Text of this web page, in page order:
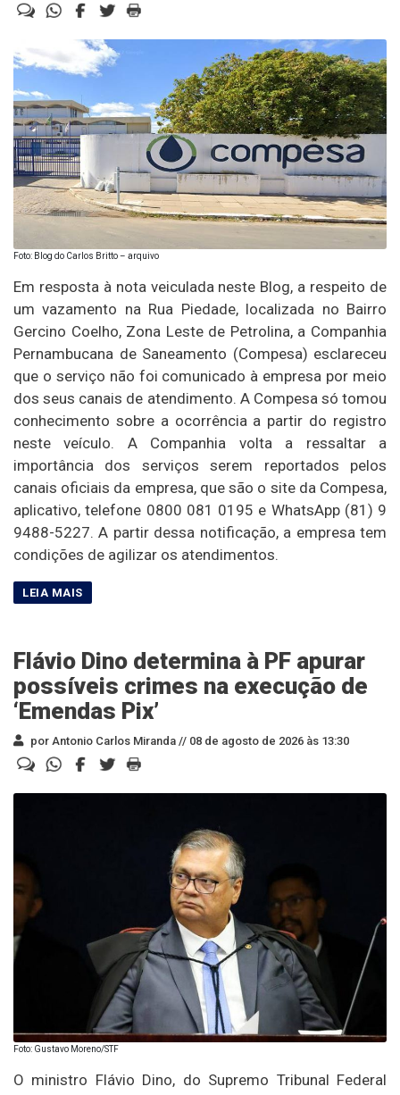
Foto: Blog do Carlos Britto – arquivo
Em resposta à nota veiculada neste Blog, a respeito de
um vazamento na Rua Piedade, localizada no Bairro
Gercino Coelho, Zona Leste de Petrolina, a Companhia
Pernambucana de Saneamento (Compesa) esclareceu
que o serviço não foi comunicado à empresa por meio
dos seus canais de atendimento. A Compesa só tomou
conhecimento sobre a ocorrência a partir do registro
neste veículo. A Companhia volta a ressaltar a
importância dos serviços serem reportados pelos
canais oficiais da empresa, que são o site da Compesa,
aplicativo, telefone 0800 081 0195 e WhatsApp (81) 9
9488-5227. A partir dessa notificação, a empresa tem
condições de agilizar os atendimentos.
Flávio Dino determina à PF apurar
possíveis crimes na execução de
‘Emendas Pix’
por Antonio Carlos Miranda // 08 de agosto de 2026 às 13:30
Foto: Gustavo Moreno/STF
O ministro Flávio Dino, do Supremo Tribunal Federal